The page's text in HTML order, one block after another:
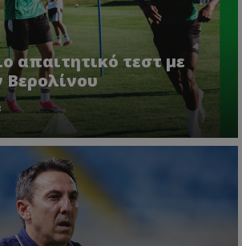
απαιτητικό τεστ με
Βερολίνου